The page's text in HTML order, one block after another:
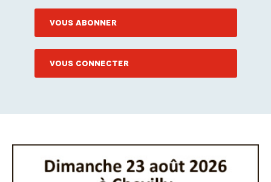
VOUS ABONNER
VOUS CONNECTER